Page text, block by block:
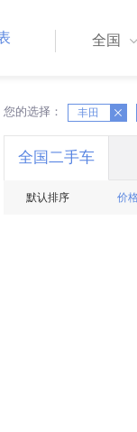
全国
您的选择： 丰田
X X
全国二手车
默认排序 价